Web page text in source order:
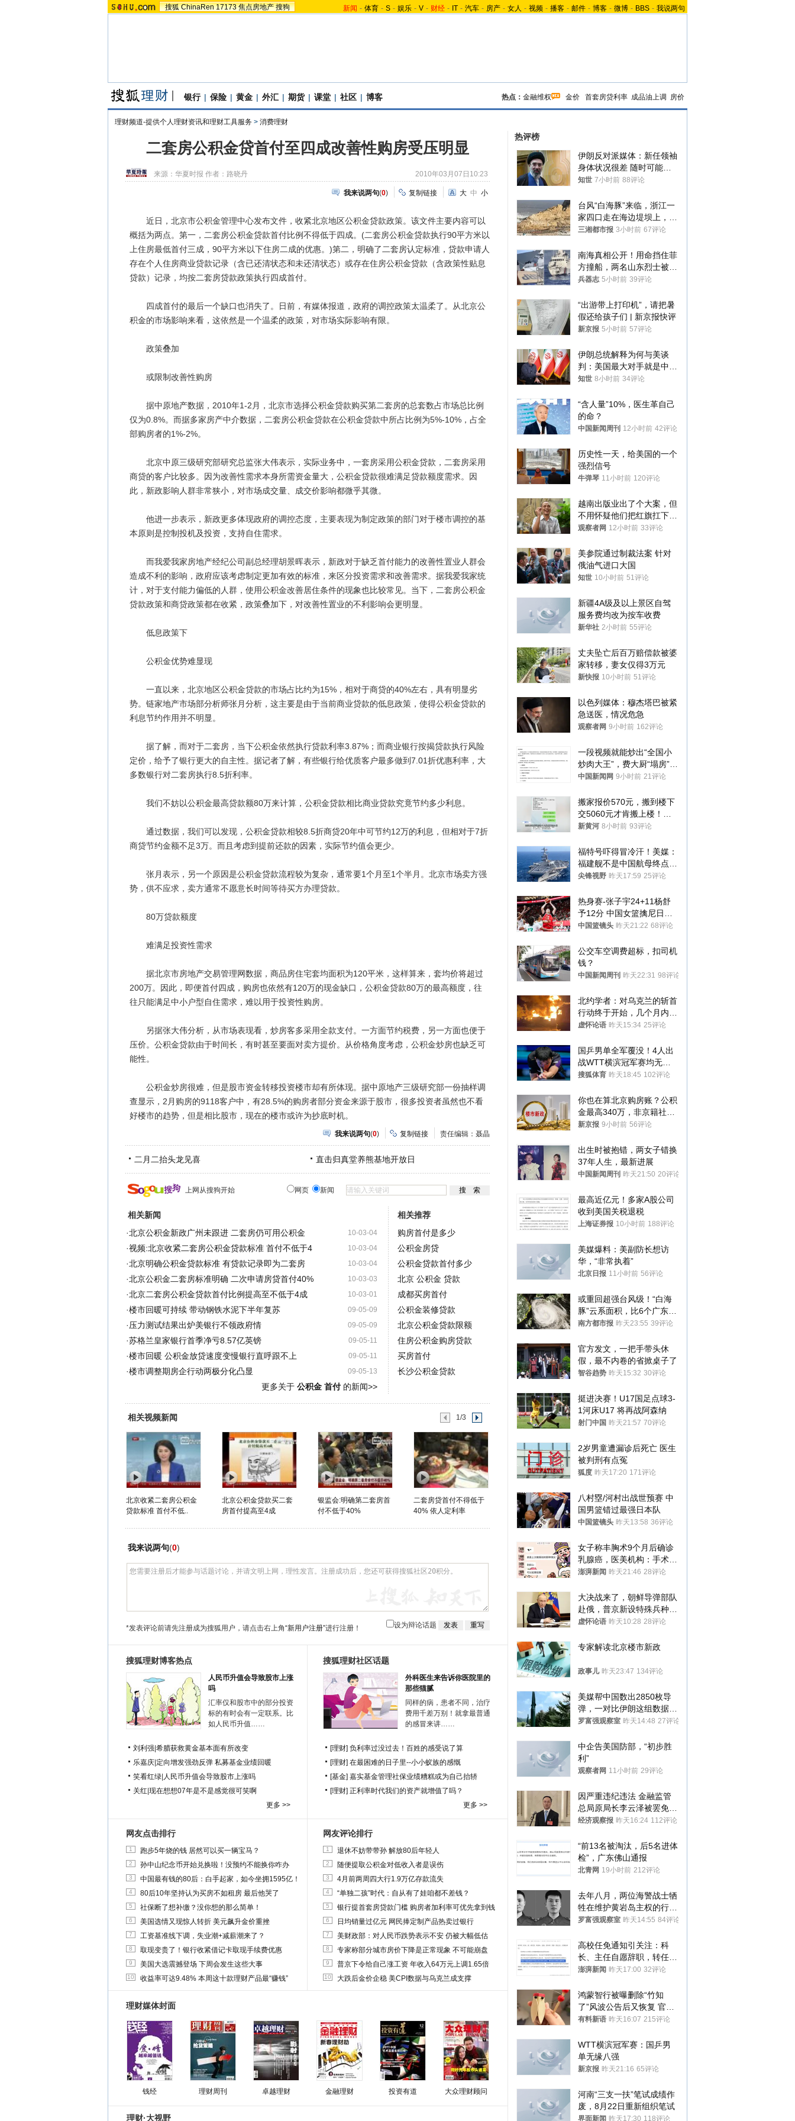
搜狐 ChinaRen 17173 焦点房地产 搜狗 新闻 - 体育 - S - 娱乐 - V - 财经 - IT - 汽车 - 房产 - 女人 - 视频 - 播客 - 邮件 - 博客 - 微博 - BBS - 我说两句
银行 | 保险 | 黄金 | 外汇 | 期货 | 课堂 | 社区 | 博客 热点： 金融维权 金价 首套房贷利率 成品油上调 房价
理财频道-提供个人理财资讯和理财工具服务 > 消费理财
二套房公积金贷首付至四成改善性购房受压明显
来源： 华夏时报 作者：路晓丹 2010年03月07日10:23
我来说两句(0) 复制链接 大 中 小
近日，北京市公积金管理中心发布文件，收紧北京地区公积金贷款政策。该文件主要内容可以
概括为两点。第一，二套房公积金贷款首付比例不得低于四成。(二套房公积金贷款执行90平方米以
上住房最低首付三成，90平方米以下住房二成的优惠。)第二，明确了二套房认定标准，贷款申请人
存在个人住房商业贷款记录（含已还清状态和未还清状态）或存在住房公积金贷款（含政策性贴息
贷款）记录，均按二套房贷款政策执行四成首付。
四成首付的最后一个缺口也消失了。日前，有媒体报道，政府的调控政策太温柔了。从北京公
积金的市场影响来看，这依然是一个温柔的政策，对市场实际影响有限。
政策叠加
或限制改善性购房
据中原地产数据，2010年1-2月，北京市选择公积金贷款购买第二套房的总套数占市场总比例
仅为0.8%。而据多家房产中介数据，二套房公积金贷款在公积金贷款中所占比例为5%-10%，占全
部购房者的1%-2%。
北京中原三级研究部研究总监张大伟表示，实际业务中，一套房采用公积金贷款，二套房采用
商贷的客户比较多。因为改善性需求本身所需资金量大，公积金贷款很难满足贷款额度需求。因
此，新政影响人群非常狭小，对市场成交量、成交价影响都微乎其微。
他进一步表示，新政更多体现政府的调控态度，主要表现为制定政策的部门对于楼市调控的基
本原则是控制投机及投资，支持自住需求。
而我爱我家房地产经纪公司副总经理胡景晖表示，新政对于缺乏首付能力的改善性置业人群会
造成不利的影响，政府应该考虑制定更加有效的标准，来区分投资需求和改善需求。据我爱我家统
计，对于支付能力偏低的人群，使用公积金改善居住条件的现象也比较常见。当下，二套房公积金
贷款政策和商贷政策都在收紧，政策叠加下，对改善性置业的不利影响会更明显。
低息政策下
公积金优势难显现
一直以来，北京地区公积金贷款的市场占比约为15%，相对于商贷的40%左右，具有明显劣
势。链家地产市场部分析师张月分析，这主要是由于当前商业贷款的低息政策，使得公积金贷款的
利息节约作用并不明显。
据了解，而对于二套房，当下公积金依然执行贷款利率3.87%；而商业银行按揭贷款执行风险
定价，给予了银行更大的自主性。据记者了解，有些银行给优质客户最多做到7.01折优惠利率，大
多数银行对二套房执行8.5折利率。
我们不妨以公积金最高贷款额80万来计算，公积金贷款相比商业贷款究竟节约多少利息。
通过数据，我们可以发现，公积金贷款相较8.5折商贷20年中可节约12万的利息，但相对于7折
商贷节约金额不足3万。而且考虑到提前还款的因素，实际节约值会更少。
张月表示，另一个原因是公积金贷款流程较为复杂，通常要1个月至1个半月。北京市场卖方强
势，供不应求，卖方通常不愿意长时间等待买方办理贷款。
80万贷款额度
难满足投资性需求
据北京市房地产交易管理网数据，商品房住宅套均面积为120平米，这样算来，套均价将超过
200万。因此，即便首付四成，购房也依然有120万的现金缺口，公积金贷款80万的最高额度，往
往只能满足中小户型自住需求，难以用于投资性购房。
另据张大伟分析，从市场表现看，炒房客多采用全款支付。一方面节约税费，另一方面也便于
压价。公积金贷款由于时间长，有时甚至要面对卖方提价。从价格角度考虑，公积金炒房也缺乏可
能性。
公积金炒房很难，但是股市资金转移投资楼市却有所体现。据中原地产三级研究部一份抽样调
查显示，2月购房的9118客户中，有28.5%的购房者部分资金来源于股市，很多投资者虽然也不看
好楼市的趋势，但是相比股市，现在的楼市或许为抄底时机。
我来说两句(0) 复制链接 责任编辑：聂晶
二月二抬头龙见喜 直击归真堂养熊基地开放日
上网从搜狗开始 网页 新闻
相关新闻
10-03-04
·北京公积金新政广州未跟进 二套房仍可用公积金
10-03-04
·视频:北京收紧二套房公积金贷款标准 首付不低于4
10-03-04
·北京明确公积金贷款标准 有贷款记录即为二套房
10-03-03
·北京公积金二套房标准明确 二次申请房贷首付40%
10-03-01
·北京二套房公积金贷款首付比例提高至不低于4成
09-05-09
·楼市回暖可持续 带动钢铁水泥下半年复苏
09-05-09
·压力测试结果出炉美银行不领政府情
09-05-11
·苏格兰皇家银行首季净亏8.57亿英镑
09-05-11
·楼市回暖 公积金放贷速度变慢银行直呼跟不上
09-05-13
·楼市调整期房企行动两极分化凸显
更多关于 公积金 首付的新闻>>
相关推荐
购房首付是多少
公积金房贷
公积金贷款首付多少
北京 公积金 贷款
成都买房首付
公积金装修贷款
北京公积金贷款限额
住房公积金购房贷款
买房首付
长沙公积金贷款
相关视频新闻 1/3
北京收紧二套房公积金
贷款标准 首付不低..
北京公积金贷款买二套
房首付提高至4成
银监会:明确第二套房首
付不低于40%
二套房贷首付不得低于
40% 依人定利率
我来说两句(0)
*发表评论前请先注册成为搜狐用户，请点击右上角“新用户注册”进行注册！ 设为辩论话题
搜狐理财博客热点
人民币升值会导致股市上涨
吗
汇率仅和股市中的部分投资
标的有时会有一定联系。比
如人民币升值……
刘利强 希腊获救黄金基本面有所改变
乐嘉庆 定向增发强劲反弹 私募基金业绩回暖
笑看红绿 人民币升值会导致股市上涨吗
关红 现在想想07年是不是感觉很可笑啊
更多 >>
搜狐理财社区话题
外科医生来告诉你医院里的
那些猫腻
同样的病，患者不同，治疗
费用千差万别！就拿最普通
的感冒来讲……
[理财] 负利率过没过去！百姓的感受说了算
[理财] 在最困难的日子里--小小蚁族的感慨
[基金] 嘉实基金管理社保业绩糟糕或为自己抬轿
[理财] 正利率时代我们的资产就增值了吗？
更多 >>
网友点击排行
1 跑步5年烧的钱 居然可以买一辆宝马？
2 孙中山纪念币开始兑换啦！没预约不能换你咋办
3 中国最有钱的80后：白手起家，如今坐拥1595亿！
4 80后10年坚持认为买房不如租房 最后他哭了
5 社保断了想补缴？没你想的那么简单！
6 美国选情又现惊人转折 美元飙升金价重挫
7 工资基准线下调，失业潮+减薪潮来了？
8 取现变贵了！银行收紧借记卡取现手续费优惠
9 美国大选震撼登场 下周会发生这些大事
10 收益率可达9.48% 本周这十款理财产品最“赚钱”
网友评论排行
1 退休不妨带带孙 解放80后年轻人
2 随便提取公积金对低收入者是误伤
3 4月前两周四大行1.9万亿存款流失
4 “单独二孩”时代：自从有了娃咱都不差钱？
5 银行提首套房贷款门槛 购房者加利率可优先拿到钱
6 日均销量过亿元 网民捧定制产品热卖过银行
7 美财政部：对人民币跌势表示不安 仍被大幅低估
8 专家称部分城市房价下降是正常现象 不可能崩盘
9 普京下令给自己涨工资 年收入64万元上调1.65倍
10 大跌后金价企稳 美CPI数据与乌克兰成支撑
理财媒体封面
钱经 理财周刊 卓越理财 金融理财 投资有道 大众理财顾问
理财·大视野
热评榜
伊朗反对派媒体：新任领袖
身体状况很差 随时可能离
世
知世 7小时前 88评论
台风“白海豚”来临，浙江一
家四口走在海边堤坝上，其
中9岁男孩被巨浪卷入海
三湘都市报 3小时前 67评论
南海真相公开！用命挡住菲
方撞船，两名山东烈士被授
武警最高荣誉
兵器志 5小时前 39评论
“出游带上打印机”，请把暑
假还给孩子们 | 新京报快评
新京报 5小时前 57评论
伊朗总统解释为何与美谈
判：美国最大对手就是中
国，但他们也在对话
知世 8小时前 34评论
“含人量”10%，医生革自己
的命？
中国新闻周刊 12小时前 42评论
历史性一天，给美国的一个
强烈信号
牛弹琴 11小时前 120评论
越南出版业出了个大案，但
不用怀疑他们把红旗扛下去
的决心
观察者网 12小时前 33评论
美参院通过制裁法案 针对
俄油气进口大国
知世 10小时前 51评论
新疆4A级及以上景区自驾
服务费均改为按车收费
新华社 2小时前 55评论
丈夫坠亡后百万赔偿款被婆
家转移，妻女仅得3万元
新快报 10小时前 51评论
以色列媒体：穆杰塔巴被紧
急送医，情况危急
观察者网 9小时前 162评论
一段视频就能炒出“全国小
炒肉大王”，费大厨“塌房”了
吗？
中国新闻网 9小时前 21评论
搬家报价570元，搬到楼下
交5060元才肯搬上楼！女
子傻眼了……
新黄河 8小时前 93评论
福特号吓得冒冷汗！美媒：
福建舰不是中国航母终点，
而是新起点！
尖锋视野 昨天17:59 25评论
热身赛-张子宇24+11杨舒
予12分 中国女篮擒尼日利
亚
中国篮镜头 昨天21:22 68评论
公交车空调费超标，扣司机
钱？
中国新闻周刊 昨天22:31 98评论
北约学者：对乌克兰的斩首
行动终于开始，几个月内乌
将投降
虚怀论语 昨天15:34 25评论
国乒男单全军覆没！4人出
战WTT横滨冠军赛均无缘
八强
搜狐体育 昨天18:45 102评论
你也在算北京购房账？公积
金最高340万，非京籍社保
1年
新京报 9小时前 56评论
出生时被抱错，两女子错换
37年人生，最新进展
中国新闻周刊 昨天21:50 20评论
最高近亿元！多家A股公司
收到美国关税退税
上海证券报 10小时前 188评论
美媒爆料：美副防长想访
华，“非常执着”
北京日报 11小时前 56评论
或重回超强台风级！“白海
豚”云系面积，比6个广东还
大！深圳官方：注意这件事
南方都市报 昨天23:55 39评论
官方发文，一把手带头休
假，最不内卷的省掀桌子了
智谷趋势 昨天15:32 30评论
挺进决赛！U17国足点球3-
1河床U17 将再战阿森纳
射门中国 昨天21:57 70评论
2岁男童遭漏诊后死亡 医生
被判刑有点冤
狐度 昨天17:20 171评论
八村塁/河村出战世预赛 中
国男篮错过最强日本队
中国篮镜头 昨天13:58 36评论
女子称丰胸术9个月后确诊
乳腺癌，医美机构：手术不
可能引发癌症，建议走司法
澎湃新闻 昨天21:46 28评论
大决战来了，朝鲜导弹部队
赴俄，普京新设特殊兵种，
76岁老将扛旗
虚怀论语 昨天10:28 28评论
专家解读北京楼市新政
政事儿 昨天23:47 134评论
美媒帮中国数出2850枚导
弹，一对比伊朗这组数据，
发现出大事了
罗富强观察室 昨天14:48 27评论
中企告美国防部，“初步胜
利”
观察者网 11小时前 29评论
因严重违纪违法 金融监管
总局原局长李云泽被罢免全
国人大代表
经济观察报 昨天16:24 112评论
“前13名被淘汰，后5名进体
检”，广东佛山通报
北青网 19小时前 212评论
去年八月，两位海警战士牺
牲在维护黄岩岛主权的行动
中
罗富强观察室 昨天14:55 84评论
高校任免通知引关注：科
长、主任自愿辞职，转任思
政辅导员
澎湃新闻 昨天17:00 32评论
鸿蒙智行被曝删除“竹知
了”风波公告后又恢复 官媒
曾力挺：劝华为要大度的，
有料新语 昨天16:07 215评论
WTT横滨冠军赛：国乒男
单无缘八强
新京报 昨天21:16 65评论
河南“三支一扶”笔试成绩作
废，8月22日重新组织笔试
界面新闻 昨天17:30 118评论